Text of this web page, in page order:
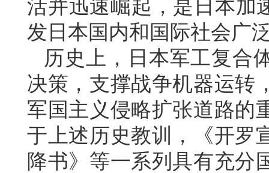
活并迅速崛起，是日本加
发日本国内和国际社会广
历史上，日本军工复合
决策，支撑战争机器运转
军国主义侵略扩张道路的
于上述历史教训，《开罗
降书》等一系列具有充分